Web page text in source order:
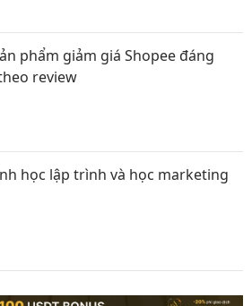
phẩm giảm giá Shopee đáng
review
học lập trình và học marketing